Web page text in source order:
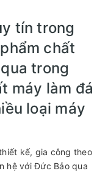
tín trong
chất
trong
máy làm đá
loại máy
kế, gia công theo
hệ với Đức Bảo qua